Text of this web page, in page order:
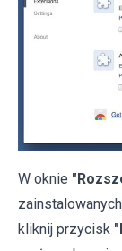
W oknie
kliknij przycisk